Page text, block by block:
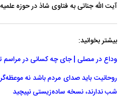
آیت الله جناتی به فتاوی شاذ در حوزه
بیشتر بخوانید:
وداع در مصلی | جای چه کسانی در مراسم
روحانیت باید صدای مردم باشد نه
شب ندارند، نسخه ساده‌زیستی نپیچید